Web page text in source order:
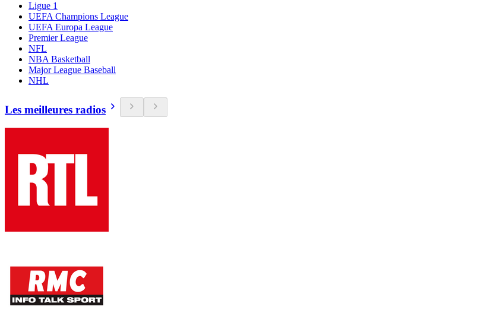
Ligue 1
UEFA Champions League
UEFA Europa League
Premier League
NFL
NBA Basketball
Major League Baseball
NHL
Les meilleures radios